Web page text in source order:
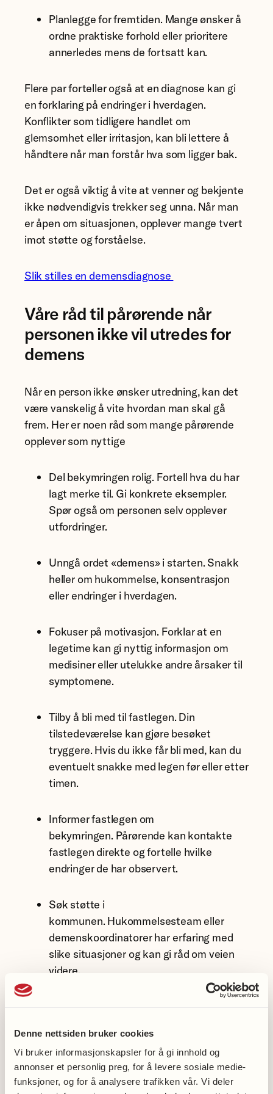
Denne nettsiden bruker cookies
Vi bruker informasjonskapsler for å gi innhold og
annonser et personlig preg, for å levere sosiale medie-
funksjoner, og for å analysere trafikken vår. Vi deler
Planlegge for fremtiden. Mange ønsker å
ordne praktiske forhold eller prioritere
annerledes mens de fortsatt kan.
Flere par forteller også at en diagnose kan gi
en forklaring på endringer i hverdagen.
Konflikter som tidligere handlet om
glemsomhet eller irritasjon, kan bli lettere å
håndtere når man forstår hva som ligger bak.
Det er også viktig å vite at venner og bekjente
ikke nødvendigvis trekker seg unna. Når man
er åpen om situasjonen, opplever mange tvert
imot støtte og forståelse.
Slik stilles en demensdiagnose
Våre råd til pårørende når
personen ikke vil utredes for
demens
Når en person ikke ønsker utredning, kan det
være vanskelig å vite hvordan man skal gå
frem. Her er noen råd som mange pårørende
opplever som nyttige
Del bekymringen rolig. Fortell hva du har
lagt merke til. Gi konkrete eksempler.
Spør også om personen selv opplever
utfordringer.
Unngå ordet «demens» i starten. Snakk
heller om hukommelse, konsentrasjon
eller endringer i hverdagen.
Fokuser på motivasjon. Forklar at en
legetime kan gi nyttig informasjon om
medisiner eller utelukke andre årsaker til
symptomene.
Tilby å bli med til fastlegen. Din
tilstedeværelse kan gjøre besøket
tryggere. Hvis du ikke får bli med, kan du
eventuelt snakke med legen før eller etter
timen.
Informer fastlegen om
bekymringen. Pårørende kan kontakte
fastlegen direkte og fortelle hvilke
endringer de har observert.
Søk støtte i
kommunen. Hukommelsesteam eller
demenskoordinatorer har erfaring med
slike situasjoner og kan gi råd om veien
videre.
helse, kan pårørende ha rett til innsyn og
medvirkning i helsehjelpen.